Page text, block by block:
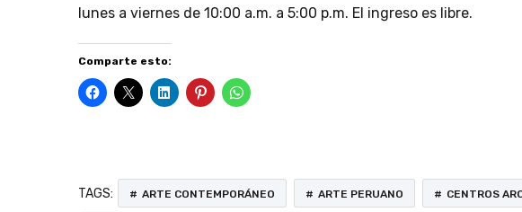
lunes a viernes de 10:00 a.m. a 5:00 p.m. El ingreso es libre.
Comparte esto:
TAGS: ARTE CONTEMPORÁNEO ARTE PERUANO CENTROS